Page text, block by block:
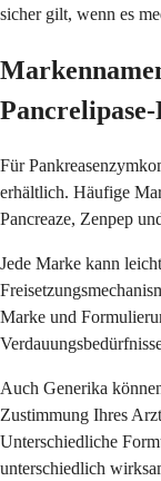
sicher gilt, wenn es
Pancrelipase-
Für
erhältlich. Häufige
Pancreaze, Zenpep
Jede Marke kann
Marke und
Auch Generika
Zustimmung Ihres
Unterschiedliche
unterschiedlich